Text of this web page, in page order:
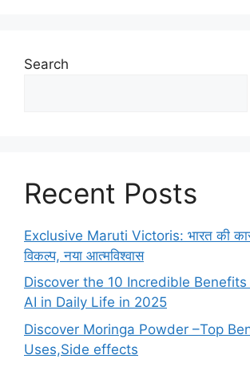
Search
Recent Posts
Exclusive Maruti Victoris: भारत की कार
विकल्प, नया आत्मविश्वास
Discover the 10 Incredible
AI in Daily Life in 2025
Discover Moringa Powder –Top
Uses,Side effects